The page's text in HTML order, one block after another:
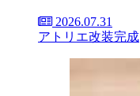
2026.07.31
アトリエ改装完成